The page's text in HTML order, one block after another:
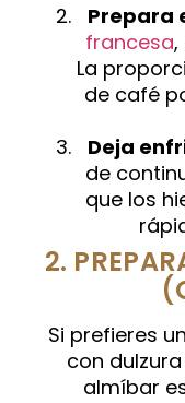
Prepara
francesa,
La
de café
Deja
de
que los
2.
Si prefieres
con
almíbar